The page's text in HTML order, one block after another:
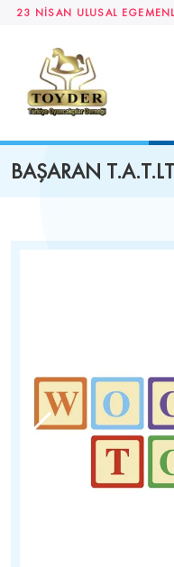
23 NİSAN ULUSAL
BAŞARAN